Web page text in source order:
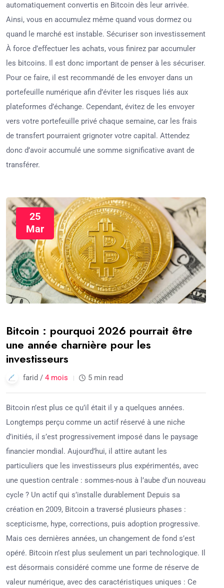
automatiquement convertis en Bitcoin dès leur arrivée.
Ainsi, vous en accumulez même quand vous dormez ou
quand le marché est instable. Sécuriser son investissement
À force d’effectuer les achats, vous finirez par accumuler
les bitcoins. Il est donc important de penser à les sécuriser.
Pour ce faire, il est recommandé de les envoyer dans un
portefeuille numérique afin d’éviter les risques liés aux
plateformes d’échange. Cependant, évitez de les envoyer
vers votre portefeuille privé chaque semaine, car les frais
de transfert pourraient grignoter votre capital. Attendez
donc d’avoir accumulé une somme significative avant de
transférer.
25
Mar
Bitcoin : pourquoi 2026 pourrait être
une année charnière pour les
investisseurs
farid / 4 mois 5 min read
Bitcoin n’est plus ce qu’il était il y a quelques années.
Longtemps perçu comme un actif réservé à une niche
d’initiés, il s’est progressivement imposé dans le paysage
financier mondial. Aujourd’hui, il attire autant les
particuliers que les investisseurs plus expérimentés, avec
une question centrale : sommes-nous à l’aube d’un nouveau
cycle ? Un actif qui s’installe durablement Depuis sa
création en 2009, Bitcoin a traversé plusieurs phases :
scepticisme, hype, corrections, puis adoption progressive.
Mais ces dernières années, un changement de fond s’est
opéré. Bitcoin n’est plus seulement un pari technologique. Il
est désormais considéré comme une forme de réserve de
valeur numérique, avec des caractéristiques uniques : Ce